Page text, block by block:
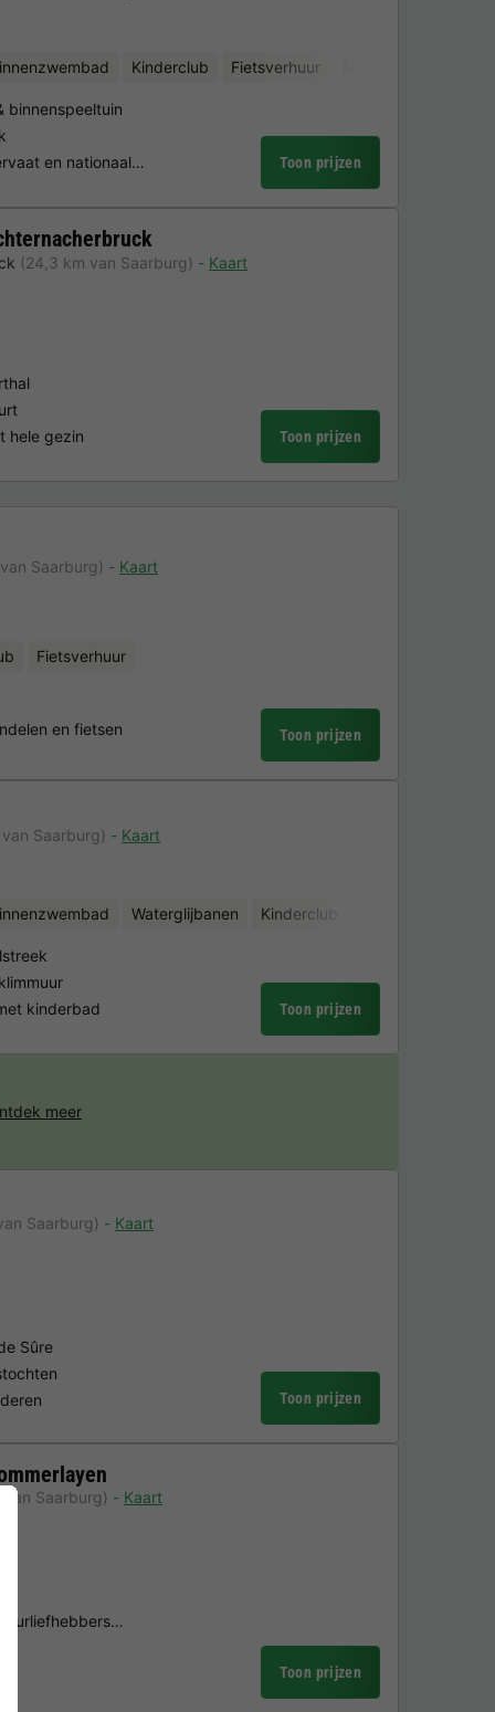
Kinderclub Fietsverhuur
binnenspeeltuin
en nationaal…
Toon prijzen
(24,3 km van Saarburg)
Kaart
hele gezin
Toon prijzen
Saarburg) Kaart
Fietsverhuur
en fietsen
Toon prijzen
Saarburg)
Kaart
Waterglijbanen Kinderclub
kinderbad
Toon prijzen
Saarburg)
Kaart
Sûre
Toon prijzen
van Saarburg)
Kaart
Toon prijzen
meer